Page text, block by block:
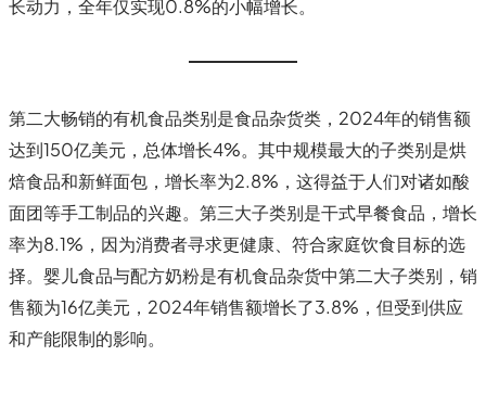
长动力，全年仅实现0.8%的小幅增长。
第二大畅销的有机食品类别是食品杂货类，2024年的销售额
达到150亿美元，总体增长4%。其中规模最大的子类别是烘
焙食品和新鲜面包，增长率为2.8%，这得益于人们对诸如酸
面团等手工制品的兴趣。第三大子类别是干式早餐食品，增长
率为8.1%，因为消费者寻求更健康、符合家庭饮食目标的选
择。婴儿食品与配方奶粉是有机食品杂货中第二大子类别，销
售额为16亿美元，2024年销售额增长了3.8%，但受到供应
和产能限制的影响。